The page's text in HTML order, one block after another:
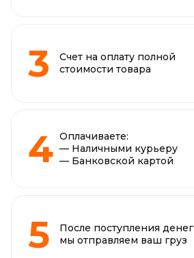
Счет на оплату полной
стоимости товара
Оплачиваете:
— Наличными курьеру
— Банковской картой
После поступления денег
мы отправляем ваш груз